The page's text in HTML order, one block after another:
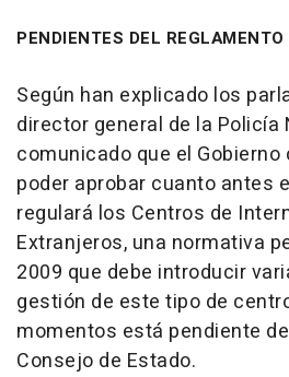
PENDIENTES DEL REGLAMENTO
Según han explicado los
director general de la Policía
comunicado que el
poder aprobar cuanto antes
regulará los Centros de
Extranjeros, una normativa
2009 que debe introducir
gestión de este tipo de
momentos está pendiente
Consejo de Estado.